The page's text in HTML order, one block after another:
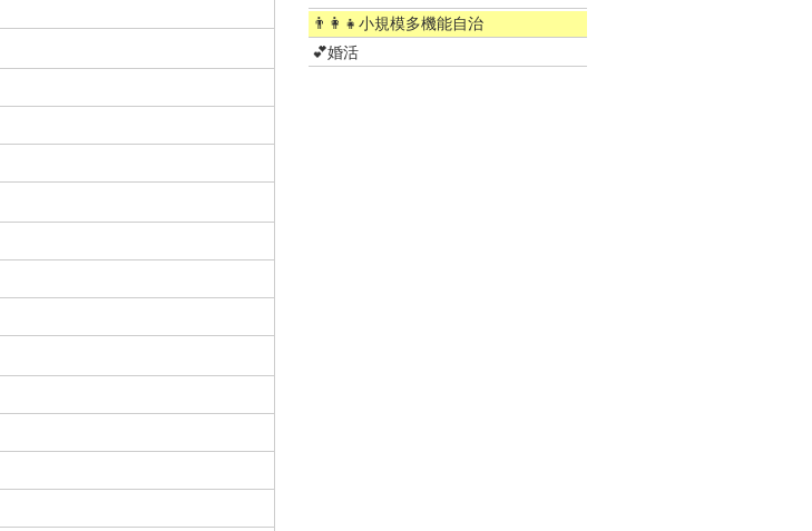
👨‍👩‍👧小規模多機能自治
💕婚活